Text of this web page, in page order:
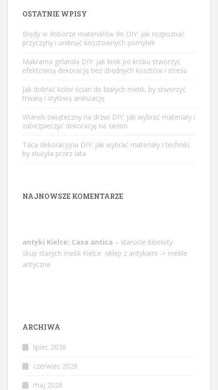
OSTATNIE WPISY
Błędy w doborze materiałów do DIY: jak rozpoznać
przyczyny i uniknąć kosztownych pomyłek
Makrama girlanda DIY: jak krok po kroku stworzyć
efektowną dekorację bez zbędnych kosztów i stresu
Jak dobrać kolor ścian do białych mebli, by stworzyć
trwałą i stylową aranżację
Wianek świąteczny na drzwi DIY: jak wybrać materiały i
zabezpieczyć dekorację na sezon
Taca dekoracyjna DIY: jak wybrać materiały i techniki,
by służyła przez lata
NAJNOWSZE KOMENTARZE
antyki Kielce: Casa antica – starocie bibeloty
skup starych mebli Kielce -sklep z antykami -> meble
antyczne
ARCHIWA
lipiec 2026
czerwiec 2026
maj 2026